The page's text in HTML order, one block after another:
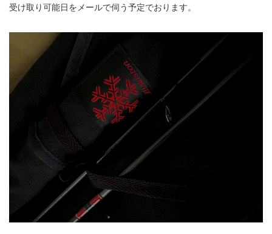
受け取り可能日をメールで伺う予定でおります。